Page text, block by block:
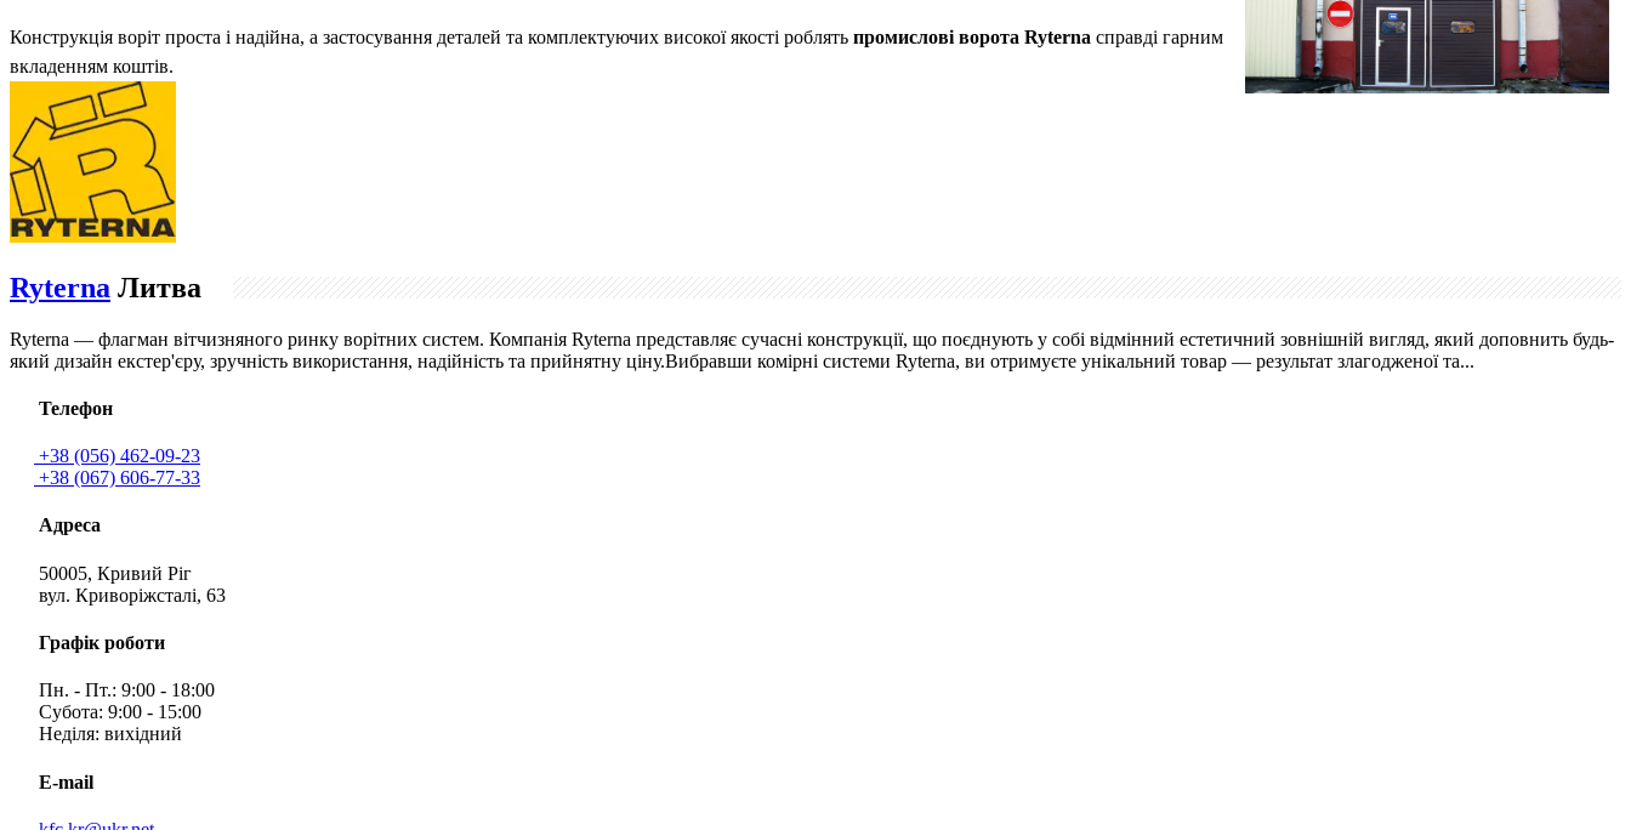
Конструкція воріт проста і надійна, а застосування деталей та комплектуючих високої якості роблять промислові ворота Ryterna справді гарним
вкладенням коштів.
Ryterna Литва
Ryterna — флагман вітчизняного ринку ворітних систем. Компанія Ryterna представляє сучасні конструкції, що поєднують у собі відмінний естетичний зовнішній вигляд, який доповнить будь-
який дизайн екстер'єру, зручність використання, надійність та прийнятну ціну.Вибравши комірні системи Ryterna, ви отримуєте унікальний товар — результат злагодженої та...
Телефон
+38 (056) 462-09-23
+38 (067) 606-77-33
Адреса
50005, Кривий Ріг
вул. Криворіжсталі, 63
Графік роботи
Пн. - Пт.: 9:00 - 18:00
Субота: 9:00 - 15:00
Неділя: вихідний
E-mail